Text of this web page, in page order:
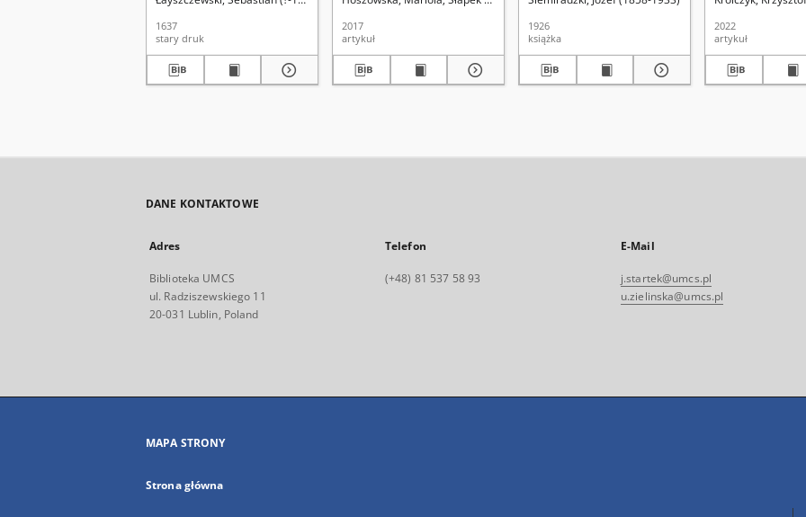
wielmożnego [...] Leona
wileńskiego [...] miane w
dzień pogrzebu [...]]
1637
stary druk
2017
artykuł
uroczystości otwarcia roku
1926
książka
2022
artykuł
DANE KONTAKTOWE
Adres
Biblioteka UMCS
ul. Radziszewskiego 11
20-031 Lublin, Poland
Telefon
(+48) 81 537 58 93
E-Mail
j.startek@umcs.pl
u.zielinska@umcs.pl
MAPA STRONY
Strona główna